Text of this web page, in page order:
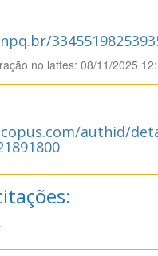
no lattes: 08/11/2025
authid/